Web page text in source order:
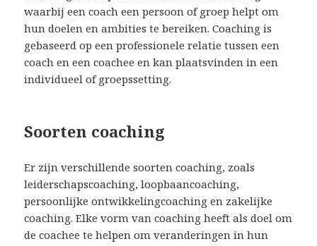
waarbij een coach een persoon of groep helpt om
hun doelen en ambities te bereiken. Coaching is
gebaseerd op een professionele relatie tussen een
coach en een coachee en kan plaatsvinden in een
individueel of groepssetting.
Soorten coaching
Er zijn verschillende soorten coaching, zoals
leiderschapscoaching, loopbaancoaching,
persoonlijke ontwikkelingcoaching en zakelijke
coaching. Elke vorm van coaching heeft als doel om
de coachee te helpen om veranderingen in hun